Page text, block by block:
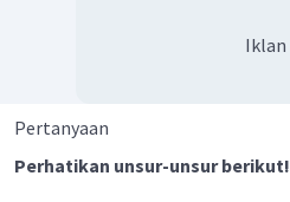
Iklan
Pertanyaan
Perhatikan unsur-unsur berikut!